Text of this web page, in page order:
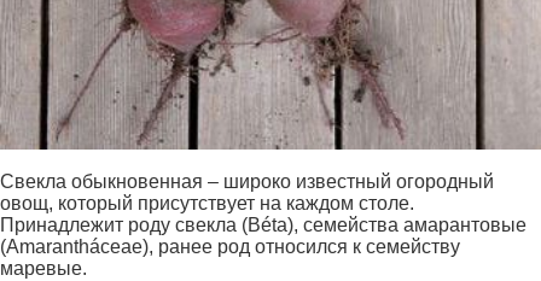
Свекла обыкновенная – широко известный огородный
овощ, который присутствует на каждом столе.
Принадлежит роду свекла (Béta), семейства амарантовые
(Amarantháceae), ранее род относился к семейству
маревые.